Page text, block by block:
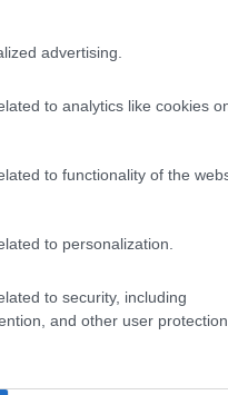
advertising.
to analytics like cookies
to functionality of the
to personalization.
to security, including
and other user protection.